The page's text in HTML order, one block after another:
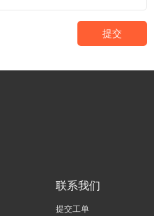
提交
联系我们
提交工单